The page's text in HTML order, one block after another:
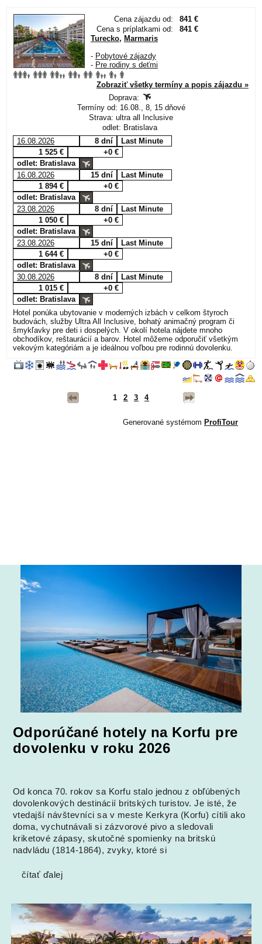
Odporúčané hotely na Korfu pre
dovolenku v roku 2026
Od konca 70. rokov sa Korfu stalo jednou z obľúbených
dovolenkových destinácií britských turistov. Je isté, že
vtedajší návštevníci sa v meste Kerkyra (Korfu) cítili ako
doma, vychutnávali si zázvorové pivo a sledovali
kriketové zápasy, skutočné spomienky na britskú
nadvládu (1814-1864), zvyky, ktoré si
čítať ďalej